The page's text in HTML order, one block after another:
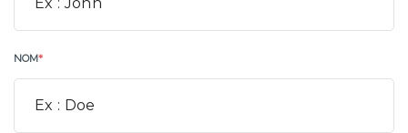
NOM*